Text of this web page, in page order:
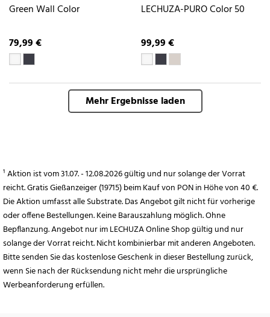
Green Wall Color
79,99 €
LECHUZA-PURO Color 50
99,99 €
Mehr Ergebnisse laden
¹ Aktion ist vom 31.07. - 12.08.2026 gültig und nur solange der Vorrat
reicht. Gratis Gießanzeiger (19715) beim Kauf von PON in Höhe von 40 €.
Die Aktion umfasst alle Substrate. Das Angebot gilt nicht für vorherige
oder offene Bestellungen. Keine Barauszahlung möglich. Ohne
Bepflanzung. Angebot nur im LECHUZA Online Shop gültig und nur
solange der Vorrat reicht. Nicht kombinierbar mit anderen Angeboten.
Bitte senden Sie das kostenlose Geschenk in dieser Bestellung zurück,
wenn Sie nach der Rücksendung nicht mehr die ursprüngliche
Werbeanforderung erfüllen.